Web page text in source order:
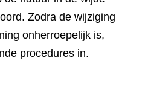
Zodra de wijziging
onherroepelijk is,
procedures in.